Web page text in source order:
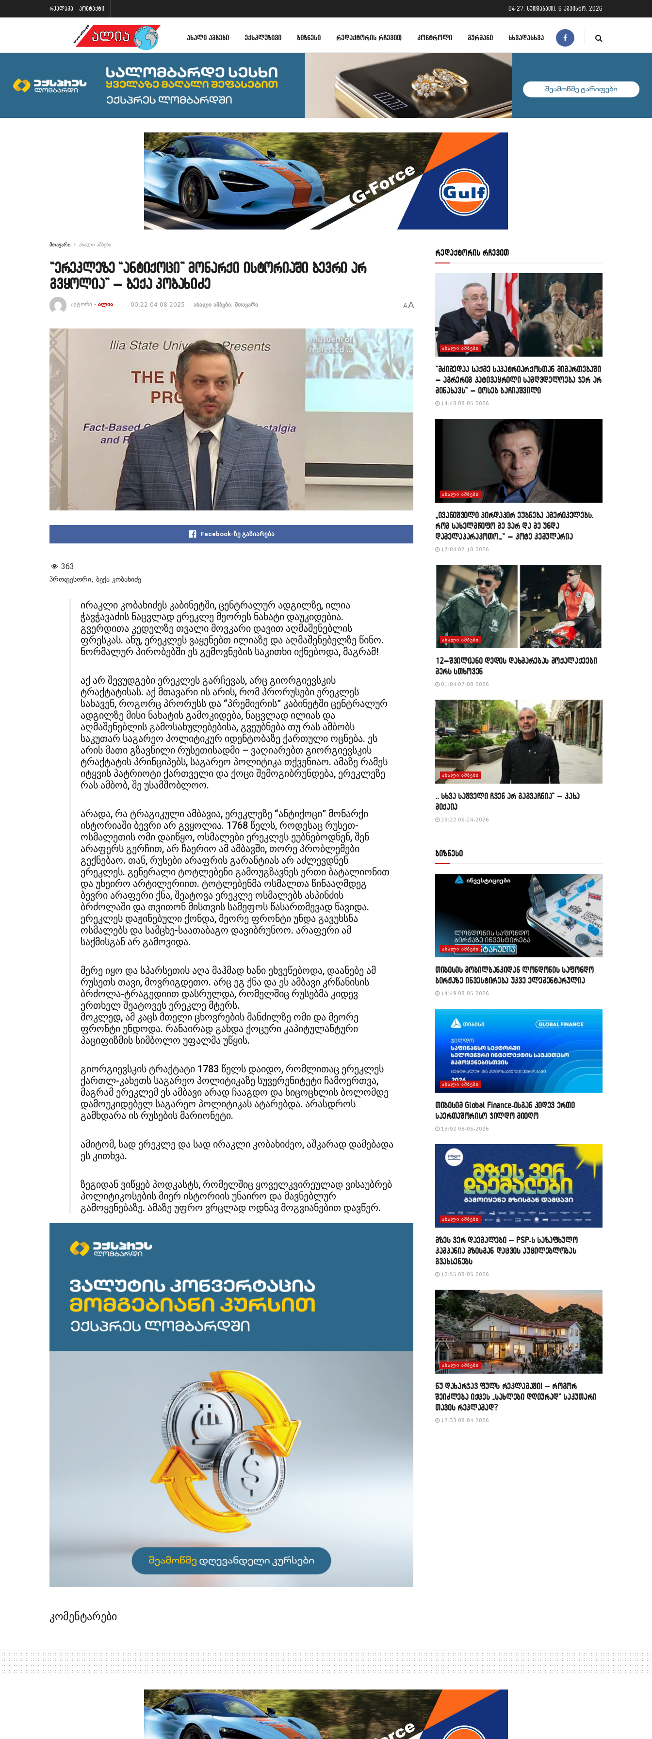
რეკლამა კონტაქტი 04:27, ხუთშაბათი, 6 აგვისტო, 2026
ᲐᲮᲐᲚᲘ ᲐᲛᲑᲔᲑᲘ ᲔᲥᲡᲙᲚᲣᲖᲘᲕᲘ ᲑᲘᲖᲜᲔᲡᲘ ᲠᲔᲓᲐᲥᲢᲝᲠᲘᲡ ᲠᲩᲔᲕᲘᲗ ᲙᲝᲜᲢᲠᲝᲚᲘ ᲒᲣᲠᲛᲐᲜᲘ ᲡᲮᲕᲐᲓᲐᲡᲮᲕᲐ
მთავარი ახალი ამბები
“ერეკლეზე “ანტიქოცი” მონარქი ისტორიაში ბევრი არ
გვყოლია” – ბექა კობახიძე
ავტორი - ალია 00:22 04-08-2025 - ახალი ამბები, მთავარი AA
Facebook-ზე გაზიარება
363
პროფესორი, ბექა კობახიძე
ირაკლი კობახიძეს კაბინეტში, ცენტრალურ ადგილზე, ილია
ჭავჭავაძის ნაცვლად ერეკლე მეორეს ნახატი დაუკიდებია.
გვერდითა კედელზე თვალი მოვკარი დავით აღმაშენებლის
ფრესკას. ანუ, ერეკლეს ვაყენებთ ილიაზე და აღმაშენებელზე წინო.
ნორმალურ პირობებში ეს გემოვნების საკითხი იქნებოდა, მაგრამ!
აქ არ შევუდგები ერეკლეს გარჩევას, არც გიორგიევსკის
ტრაქტატისას. აქ მთავარი ის არის, რომ პრორუსები ერეკლეს
სახავენ, როგორც პრორუსს და “პრემიერის” კაბინეტში ცენტრალურ
ადგილზე მისი ნახატის გამოკიდება, ნაცვლად ილიას და
აღმაშენებლის გამოსახულებებისა, გვეუბნება თუ რას ამბობს
საკუთარ საგარეო პოლიტიკურ იდენტობაზე ქართული ოცნება. ეს
არის მათი გზავნილი რუსეთისადმი – ვაღიარებთ გიორგიევსკის
ტრაქტატის პრინციპებს, საგარეო პოლიტიკა თქვენიაო. ამაზე რამეს
იტყვის პატრიოტი ქართველი და ქოცი შემოგიბრუნდება, ერეკლეზე
რას ამბობ, შე უსამშობლოო.
არადა, რა ტრაგიკული ამბავია, ერეკლეზე “ანტიქოცი” მონარქი
ისტორიაში ბევრი არ გვყოლია. 1768 წელს, როდესაც რუსეთ-
ოსმალეთის ომი დაიწყო, ოსმალები ერეკლეს ეუბნებოდნენ, შენ
არაფერს გერჩით, არ ჩაერიო ამ ამბავში, თორე პრობლემები
გექნებაო. თან, რუსები არაფრის გარანტიას არ აძლევდნენ
ერეკლეს. გენერალი ტოტლებენი გამოუგზავნეს ერთი ბატალიონით
და უხეირო არტილერიით. ტოტლებენმა ოსმალთა წინააღმდეგ
ბევრი არაფერი ქნა, შეატოვა ერეკლე ოსმალებს ასპინძის
ბრძოლაში და თვითონ მისთვის სამეფოს წასართმევად წავიდა.
ერეკლეს დაჟინებული ქონდა, მეორე ფრონტი უნდა გავუხსნა
ოსმალებს და სამცხე-საათაბაგო დავიბრუნოო. არაფერი ამ
საქმისგან არ გამოვიდა.
მერე იყო და სპარსეთის აღა მაჰმად ხანი ეხვეწებოდა, დაანებე ამ
რუსეთს თავი, მოვრიგდეთო. არც ეგ ქნა და ეს ამბავი კრწანისის
ბრძოლა-ტრაგედიით დასრულდა, რომელშიც რუსებმა კიდევ
ერთხელ შეატოვეს ერეკლე მტერს.
მოკლედ, ამ კაცს მთელი ცხოვრების მანძილზე ომი და მეორე
ფრონტი უნდოდა. რანაირად გახდა ქოცური კაპიტულანტური
პაციფიზმის სიმბოლო უფალმა უწყის.
გიორგიევსკის ტრაქტატი 1783 წელს დაიდო, რომლითაც ერეკლეს
ქართლ-კახეთს საგარეო პოლიტიკაზე სუვერენიტეტი ჩამოერთვა,
მაგრამ ერეკლემ ეს ამბავი არად ჩააგდო და სიცოცხლის ბოლომდე
დამოუკიდებელ საგარეო პოლიტიკას ატარებდა. არასდროს
გამხდარა ის რუსების მარიონეტი.
ამიტომ, სად ერეკლე და სად ირაკლი კობახიძეო, აშკარად დამებადა
ეს კითხვა.
ზეგიდან ვიწყებ პოდკასტს, რომელშიც ყოველკვირეულად ვისაუბრებ
პოლიტიკოსების მიერ ისტორიის უნაირო და მავნებლურ
გამოყენებაზე. ამაზე უფრო ვრცლად ოდნავ მოგვიანებით დავწერ.
კომენტარები
რედაქტორის რჩევით
ᲐᲮᲐᲚᲘ ᲐᲛᲑᲔᲑᲘ
“მძიმედაა საქმე საპატრიარქოსთან მიმართებაში
– აგრერიგ პატივაყრილი სამღვდელოება ჯერ არ
მინახავს” – იოსებ ბაჩიაშვილი
14:48 08-05-2026
ᲐᲮᲐᲚᲘ ᲐᲛᲑᲔᲑᲘ
„ივანიშვილი პირდაპირ ეუბნება ამერიკელებს,
რომ სახელმწიფო მე ვარ და მე უნდა
დამელაპარაკოთო…“ – კოტე კემულარია
17:04 07-18-2026
ᲐᲮᲐᲚᲘ ᲐᲛᲑᲔᲑᲘ
12–შვილიანი დედის დახმარებას მოქალაქეები
მერს სთხოვენ
01:04 07-08-2026
ᲐᲮᲐᲚᲘ ᲐᲛᲑᲔᲑᲘ
,, სხვა საშველი ჩვენ არ გაგვაჩნია” – კახა
მიქაია
23:22 06-24-2026
ბიზნესი
ᲐᲮᲐᲚᲘ ᲐᲛᲑᲔᲑᲘ
თიბისის მობილბანკიდან ლონდონის საფონდო
ბირჟაზე ინვესტირება უკვე ელემენტარულია
14:49 08-05-2026
ᲐᲮᲐᲚᲘ ᲐᲛᲑᲔᲑᲘ
თიბისიმ Global Finance-ისგან კიდევ ერთი
საერთაშორისო ჯილდო მიიღო
13:02 08-05-2026
ᲐᲮᲐᲚᲘ ᲐᲛᲑᲔᲑᲘ
მზეს ვერ დაემალები – PSP-ს საზაფხულო
კამპანია მზისგან დაცვის აუცილებლობას
გვახსენებს
12:55 08-05-2026
ᲐᲮᲐᲚᲘ ᲐᲛᲑᲔᲑᲘ
​ნუ დახარჯავ ფულს რეკლამაში! – როგორ
შეიძლება იქცეს „სახლები დღიურად“ საკუთარი
თავის რეკლამად?
17:33 08-04-2026